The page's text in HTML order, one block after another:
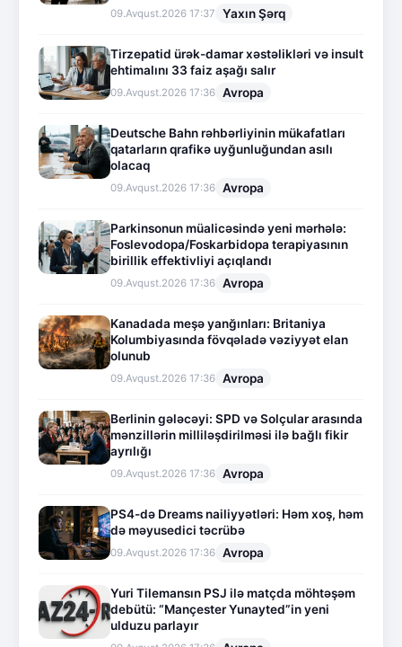
09.Avqust.2026 17:37 Yaxın Şərq
Tirzepatid ürək-damar xəstəlikləri və insult
ehtimalını 33 faiz aşağı salır
09.Avqust.2026 17:36 Avropa
Deutsche Bahn rəhbərliyinin mükafatları
qatarların qrafikə uyğunluğundan asılı
olacaq
09.Avqust.2026 17:36 Avropa
Parkinsonun müalicəsində yeni mərhələ:
Foslevodopa/Foskarbidopa terapiyasının
birillik effektivliyi açıqlandı
09.Avqust.2026 17:36 Avropa
Kanadada meşə yanğınları: Britaniya
Kolumbiyasında fövqəladə vəziyyət elan
olunub
09.Avqust.2026 17:36 Avropa
Berlinin gələcəyi: SPD və Solçular arasında
mənzillərin milliləşdirilməsi ilə bağlı fikir
ayrılığı
09.Avqust.2026 17:36 Avropa
PS4-də Dreams nailiyyətləri: Həm xoş, həm
də məyusedici təcrübə
09.Avqust.2026 17:36 Avropa
Yuri Tilemansın PSJ ilə matçda möhtəşəm
debütü: “Mançester Yunayted”in yeni
ulduzu parlayır